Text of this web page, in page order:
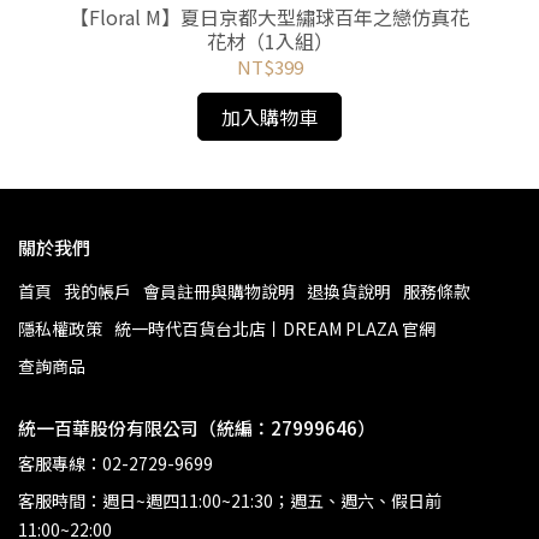
【Floral M】夏日京都大型繡球百年之戀仿真花
花材（1入組）
NT$399
加入購物車
關於我們
首頁 我的帳戶 會員註冊與購物說明 退換貨說明 服務條款
隱私權政策 統一時代百貨台北店丨DREAM PLAZA 官網
查詢商品
統一百華股份有限公司（統編：27999646）
客服專線：02-2729-9699
客服時間：週日~週四11:00~21:30；週五、週六、假日前
11:00~22:00